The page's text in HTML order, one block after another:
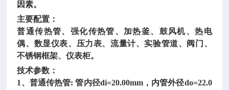
因素。
主要配置：
普通传热管、强化传热管、加热釜、鼓风机、热电
偶、数显仪表、压力表、流量计、实验管道、阀门、
不锈钢框架、仪表柜。
技术参数：
1、普通传热管: 管内径di=20.00mm，内管外径do=22.0